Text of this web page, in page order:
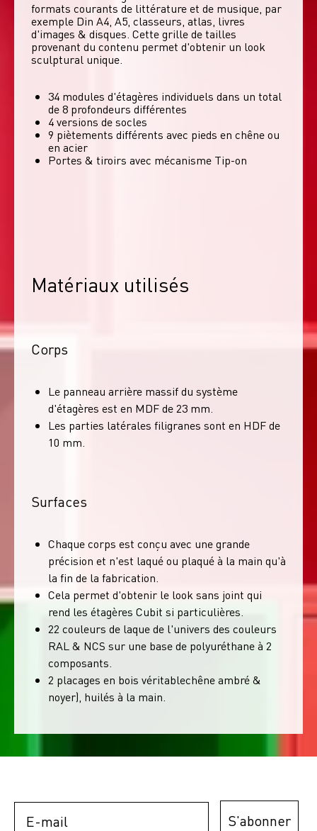
formats courants de littérature et de musique, par
exemple Din A4, A5, classeurs, atlas, livres
d'images & disques. Cette grille de tailles
provenant du contenu permet d'obtenir un look
sculptural unique.
34 modules d'étagères individuels dans un total
de 8 profondeurs différentes
4 versions de socles
9 piètements différents avec pieds en chêne ou
en acier
Portes & tiroirs avec mécanisme Tip-on
Matériaux utilisés
Corps
Le panneau arrière massif du système
d'étagères est en MDF de 23 mm.
Les parties latérales filigranes sont en HDF de
10 mm.
Surfaces
Chaque corps est conçu avec une grande
précision et n'est laqué ou plaqué à la main qu'à
la fin de la fabrication.
Cela permet d'obtenir le look sans joint qui
rend les étagères Cubit si particulières.
22 couleurs de laque de l'univers des couleurs
RAL & NCS sur une base de polyuréthane à 2
composants.
2 placages en bois véritablechêne ambré &
noyer), huilés à la main.
S'abonner